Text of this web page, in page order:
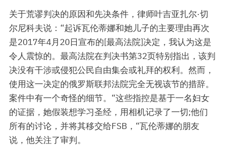
关于荒谬判决的原因和先决条件，律师叶吉亚扎尔·切
尔尼科夫说：“起诉瓦伦蒂娜和她儿子的主要理由再次
是2017年4月20日宣布的[最高法院]决定，我认为这是
令人震惊的。最高法院在判决书第32页特别指出，该判
决没有干涉或侵犯公民自由集会或礼拜的权利。然而，
使用这一决定的俄罗斯联邦法院完全无视该节的措辞。
案件中有一个奇怪的细节。“这些指控是基于一名妇女
的证据，她假装想学习圣经，用相机记录了一切;他们
所有的讨论，并将其移交给FSB，“瓦伦蒂娜的朋友
说，他关注了审判。